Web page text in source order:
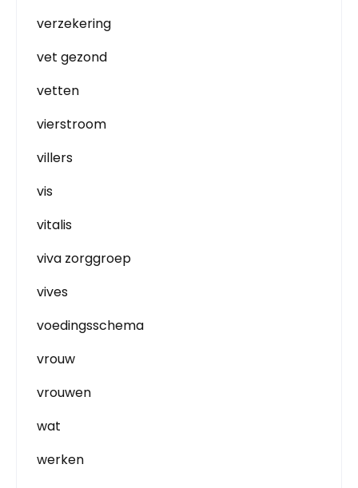
verzekering
vet gezond
vetten
vierstroom
villers
vis
vitalis
viva zorggroep
vives
voedingsschema
vrouw
vrouwen
wat
werken